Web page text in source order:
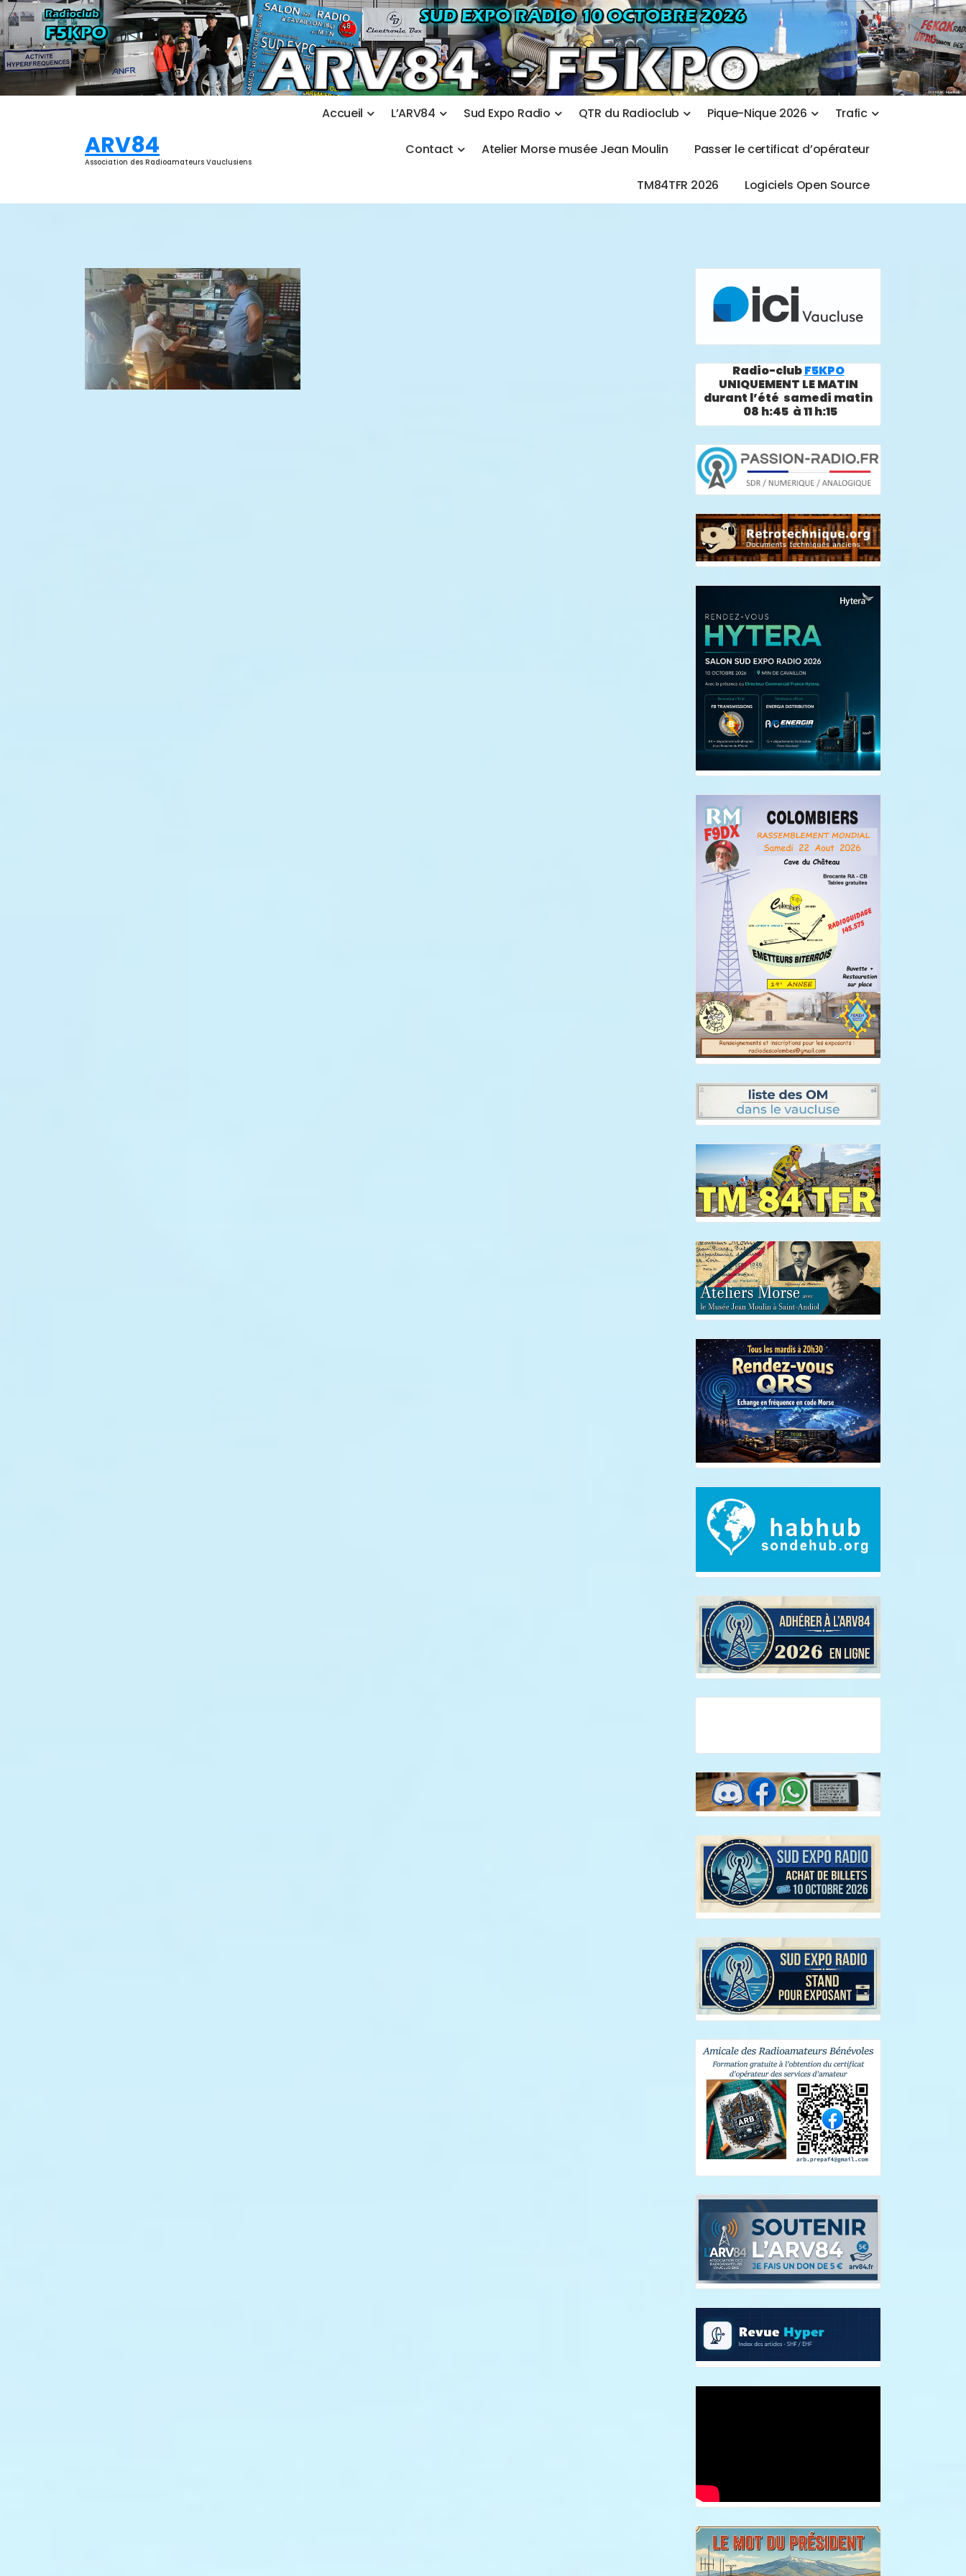
Aller
au
contenu
ARV84
Association des Radioamateurs Vauclusiens
Accueil L’ARV84 Sud Expo Radio QTR du Radioclub Pique-Nique 2026 Trafic
Contact Atelier Morse musée Jean Moulin Passer le certificat d’opérateur
TM84TFR 2026 Logiciels Open Source
Radio-clubF5KPO
UNIQUEMENT LE MATIN
durant l’été samedi matin
08 h:45 à 11 h:15